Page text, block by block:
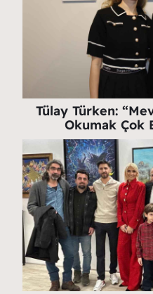
Tülay Türken:
Okumak Çok